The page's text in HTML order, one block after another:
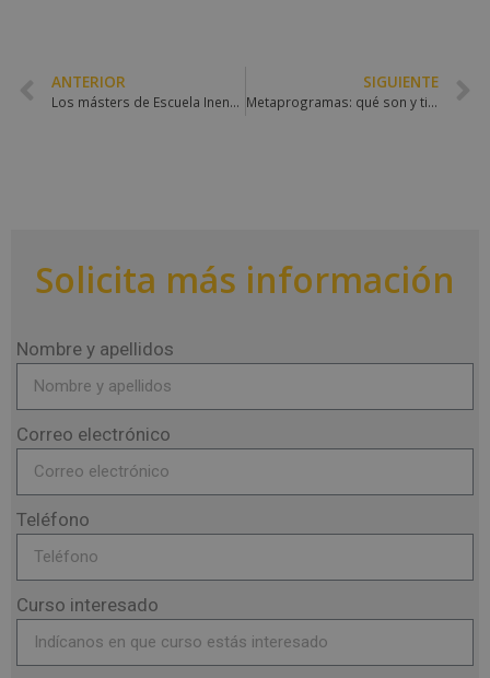
ANTERIOR
Los másters de Escuela Inensal en el TOP 10 del Ranking Másters en Salud de Financial Magazine
SIGUIENTE
Metaprogramas: qué son y tipos
Solicita más información
Nombre y apellidos
Correo electrónico
Teléfono
Curso interesado